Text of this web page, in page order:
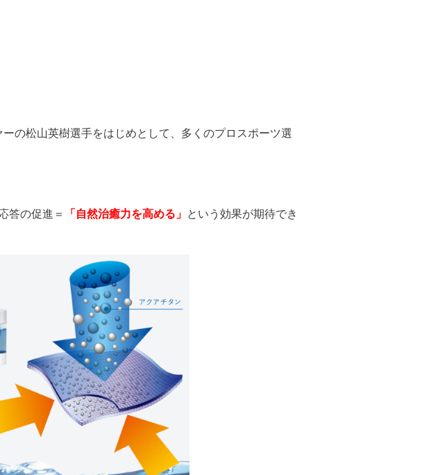
の松山英樹選手をはじめとして、多くのプロスポーツ選
答の促進＝ 「自然治癒力を高める」
という効果が期待でき